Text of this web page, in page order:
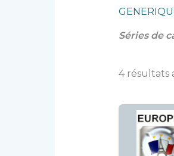
Séries de
4 résultats